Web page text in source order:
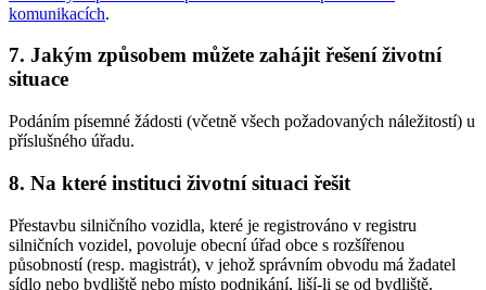
komunikacích.
7. Jakým způsobem můžete zahájit řešení životní
situace
Podáním písemné žádosti (včetně všech požadovaných náležitostí) u
příslušného úřadu.
8. Na které instituci životní situaci řešit
Přestavbu silničního vozidla, které je registrováno v registru
silničních vozidel, povoluje obecní úřad obce s rozšířenou
působností (resp. magistrát), v jehož správním obvodu má žadatel
sídlo nebo bydliště nebo místo podnikání, liší-li se od bydliště.